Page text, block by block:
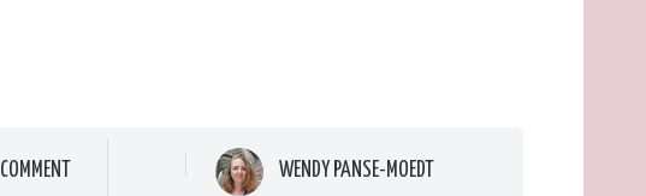
COMMENT WENDY PANSE-MOEDT